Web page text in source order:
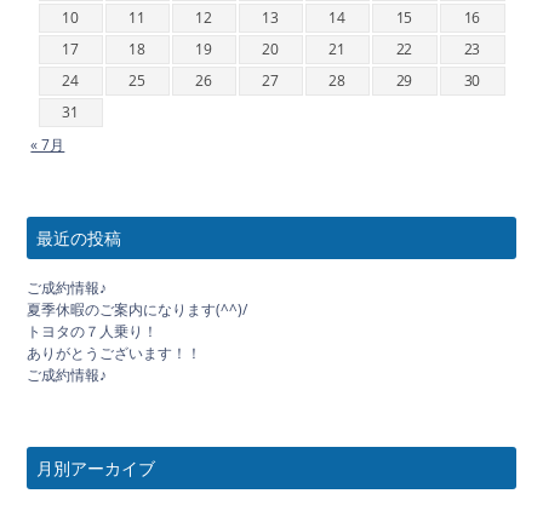
10 11 12 13 14 15
16
17
18 19 20 21 22
23
24
25 26 27 28 29
30
31
« 7月
最近の投稿
ご成約情報♪
夏季休暇のご案内になります(^^)/
トヨタの７人乗り！
ありがとうございます！！
ご成約情報♪
月別アーカイブ